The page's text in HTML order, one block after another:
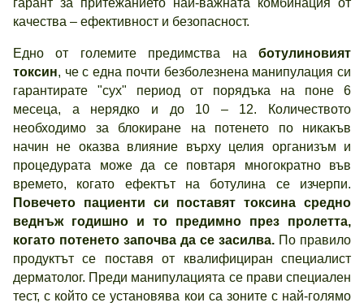
гарант за притежанието най-важната комбинация от
качества – ефективност и безопасност.
Едно от големите предимства на ботулиновият
токсин, че с една почти безболезнена манипулация си
гарантирате "сух" период от порядъка на поне 6
месеца, а нерядко и до 10 – 12. Количеството
необходимо за блокиране на потенето по никакъв
начин не оказва влияние върху целия организъм и
процедурата може да се повтаря многократно във
времето, когато ефектът на ботулина се изчерпи.
Повечето пациенти си поставят токсина средно
веднъж годишно и то предимно през пролетта,
когато потенето започва да се засилва. По правило
продуктът се поставя от квалифициран специалист
дерматолог. Преди манипулацията се прави специален
тест, с който се установява кои са зоните с най-голямо